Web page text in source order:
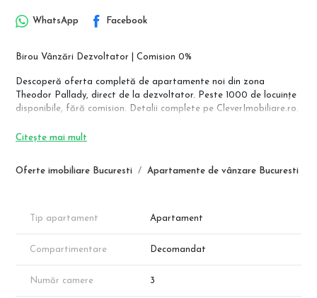
Oferte imobiliare Bucuresti Apartamente de vânzare Bucuresti
WhatsApp Facebook
Birou Vânzări Dezvoltator | Comision 0%
Descoperă oferta completă de apartamente noi din zona
Theodor Pallady, direct de la dezvoltator. Peste 1000 de locuințe
disponibile, fără comision. Detalii complete pe CleverImobiliare.ro.
Apartament 3 camere – Parter – Curte proprie
• Suprafață utilă: 69,00 mp
Compartimentare conform schiței:
Cameră de zi: 18,95 mp
Bucătărie separată: 9,30 mp
Dormitor 1: 12,15 mp
Dormitor 2: 12,15 mp
Citește mai mult
Tip apartament Apartament
Compartimentare Decomandat
Număr camere 3